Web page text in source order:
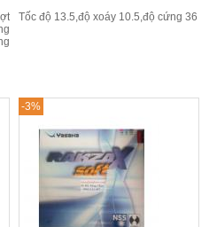
Tốc độ 13.5,độ xoáy 10.5,độ cứng 36
-3%